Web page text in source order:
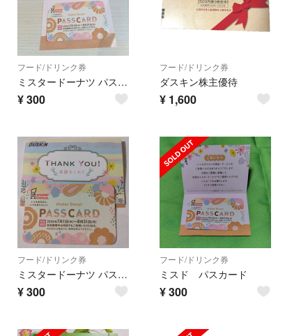
フード/ドリンク券
ミスタードーナツ パスカード1枚
¥300
フード/ドリンク券
ダスキン株主優待
¥ 1,600
フード/ドリンク券
ミスタードーナツ パスカード
¥300
フード/ドリンク券
ミスド パスカード
¥300